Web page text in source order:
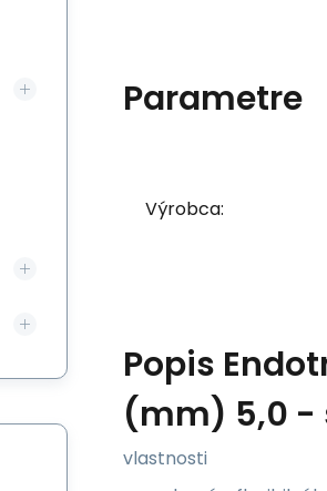
Parametre
Výrobca:
Popis
(mm) 5,0 -
vlastnosti